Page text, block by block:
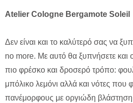
Atelier Cologne Bergamote Soleil
Δεν είναι και το καλύτερό σας να
no more. Με αυτό θα ξυπνήσετε και
πιο φρέσκο και δροσερό τρόπο:
μπόλικο λεμόνι αλλά και νότες που
πανέμορφους με οργιώδη